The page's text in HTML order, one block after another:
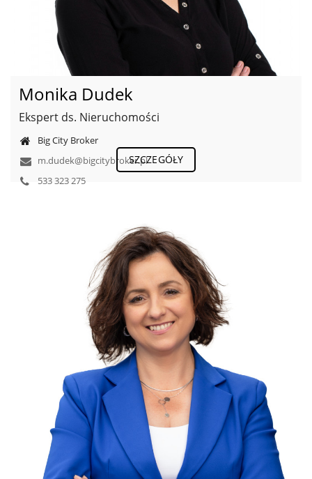
Monika Dudek
Ekspert ds. Nieruchomości
Big City Broker
m.dudek@bigcitybroker.pl
533 323 275
SZCZEGÓŁY